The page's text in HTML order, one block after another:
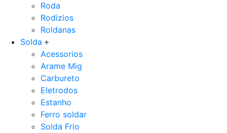
Roda
Rodizios
Roldanas
Solda
Acessorios
Arame Mig
Carbureto
Eletrodos
Estanho
Ferro soldar
Solda Frio